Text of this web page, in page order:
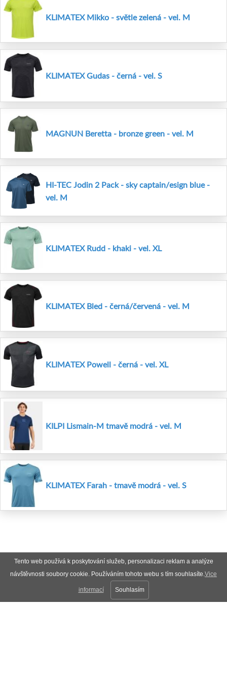
Tento web používá k poskytování služeb, personalizaci reklam a analýze
návštěvnosti soubory cookie. Používáním tohoto webu s tím souhlasíte.Vice
informací Souhlasím
KLIMATEX Mikko - světle zelená - vel. M
KLIMATEX Gudas - černá - vel. S
MAGNUN Beretta - bronze green - vel. M
HI-TEC Jodin 2 Pack - sky captain/esign blue -
vel. M
KLIMATEX Rudd - khaki - vel. XL
KLIMATEX Bled - černá/červená - vel. M
KLIMATEX Powell - černá - vel. XL
KILPI Lismain-M tmavě modrá - vel. M
KLIMATEX Farah - tmavě modrá - vel. S